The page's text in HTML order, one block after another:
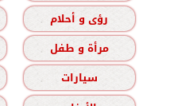
رؤى و أحلام
مرأة و طفل
سيارات